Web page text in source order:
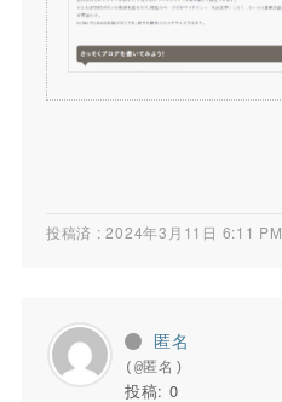
投稿済 : 2024年3月11日 6:11 PM
匿名
(@匿名)
投稿: 0